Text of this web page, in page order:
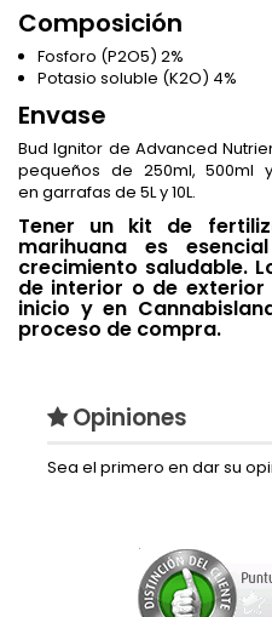
Composición
Fosforo (P2O5) 2%
Potasio soluble (K2O) 4%
Envase
Bud Ignitor de Advanced
pequeños de 250ml, 500ml
en garrafas de 5L y 10L.
Tener un kit de
marihuana es
crecimiento saludable.
de interior o de exterior
inicio y en
proceso de compra.
Opiniones
Sea el primero en dar su